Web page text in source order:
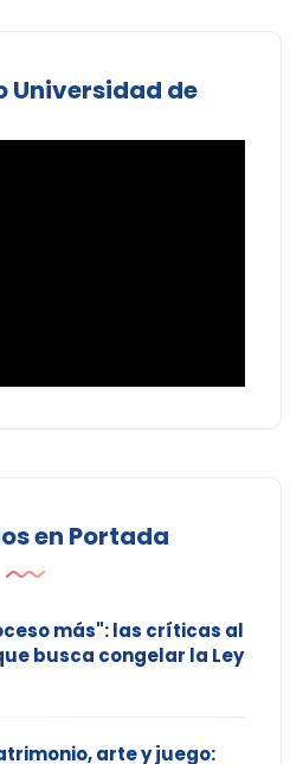
Universidad de
en Portada
más": las críticas al
busca congelar la Ley
arte y juego: